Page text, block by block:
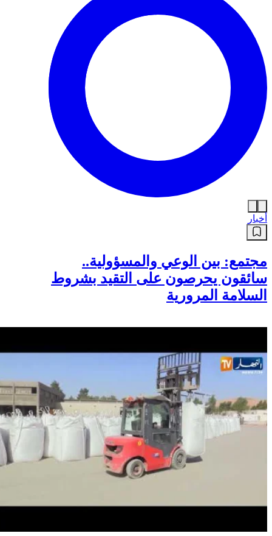
أخبار
مجتمع: بين الوعي والمسؤولية..
سائقون يحرصون على التقيد بشروط
السلامة المرورية